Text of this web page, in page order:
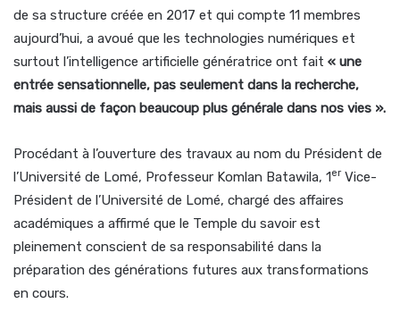
de sa structure créée en 2017 et qui compte 11 membres
aujourd’hui, a avoué que les technologies numériques et
surtout l’intelligence artificielle génératrice ont fait « une
entrée sensationnelle, pas seulement dans la recherche,
mais aussi de façon beaucoup plus générale dans nos vies ».
Procédant à l’ouverture des travaux au nom du Président de
l’Université de Lomé, Professeur Komlan Batawila, 1erVice-
Président de l’Université de Lomé, chargé des affaires
académiques a affirmé que le Temple du savoir est
pleinement conscient de sa responsabilité dans la
préparation des générations futures aux transformations
en cours.